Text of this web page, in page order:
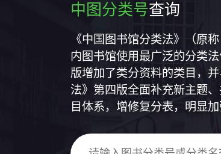
中图分类号查询
《中国图书馆分类法》（原
内图书馆使用最广泛的分类
版增加了类分资料的类目，
法》第四版全面补充新主题
目体系，增修复分表，明显